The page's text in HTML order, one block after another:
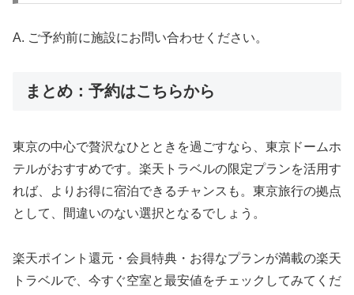
A. ご予約前に施設にお問い合わせください。
まとめ：予約はこちらから
東京の中心で贅沢なひとときを過ごすなら、東京ドームホ
テルがおすすめです。楽天トラベルの限定プランを活用す
れば、よりお得に宿泊できるチャンスも。東京旅行の拠点
として、間違いのない選択となるでしょう。
楽天ポイント還元・会員特典・お得なプランが満載の楽天
トラベルで、今すぐ空室と最安値をチェックしてみてくだ